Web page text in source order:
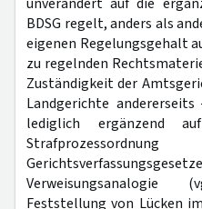
BDSG regelt, anders als
eigenen Regelungsgehalt
zu regelnden
Zuständigkeit der
Landgerichte
lediglich ergänzend
Feststellung von Lücken